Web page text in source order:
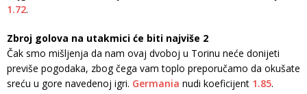
1.72.
Zbroj golova na utakmici će biti najviše 2
Čak smo mišljenja da nam ovaj dvoboj u Torinu neće donijeti
previše pogodaka, zbog čega vam toplo preporučamo da okušate
sreću u gore navedenoj igri. Germania nudi koeficijent 1.85.